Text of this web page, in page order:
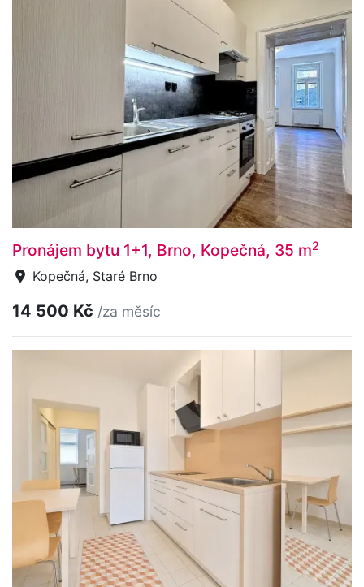
Pronájem bytu 1+1, Brno, Kopečná, 35 m2
Kopečná, Staré Brno
14 500 Kč /za měsíc